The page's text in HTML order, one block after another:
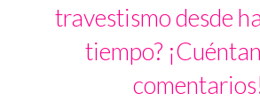
travestismo desde
tiempo?